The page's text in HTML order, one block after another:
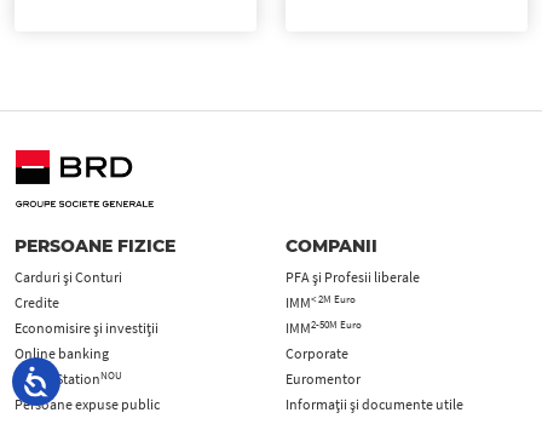
PERSOANE FIZICE
Carduri şi Conturi
Credite
Economisire și investiții
Online banking
Digital StationNOU
Persoane expuse public
COMPANII
PFA şi Profesii liberale
IMM< 2M Euro
IMM2-50M Euro
Corporate
Euromentor
Informații și documente utile